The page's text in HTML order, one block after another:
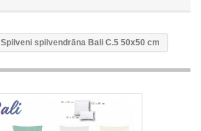
Spilveni spilvendrāna Bali C.5 50x50 cm